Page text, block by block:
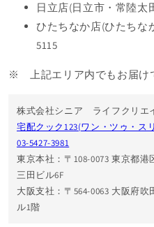
日立店(日立市・常陸太
ひたちなか店(ひたちな
5115
※ 上記エリア内でもお届け
株式会社シニア ライフクリエ
宅配クック123(ワン・ツゥ・ス
03-5427-3981
東京本社：〒108-0073 東京都
三田ビル6F
大阪支社：〒564-0063 大阪府
ル1階